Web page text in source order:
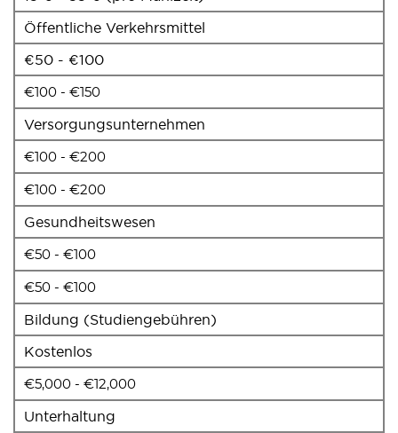
Öffentliche Verkehrsmittel
€50 - €100
€100 - €150
Versorgungsunternehmen
€100 - €200
€100 - €200
Gesundheitswesen
€50 - €100
€50 - €100
Bildung (Studiengebühren)
Kostenlos
€5,000 - €12,000
Unterhaltung